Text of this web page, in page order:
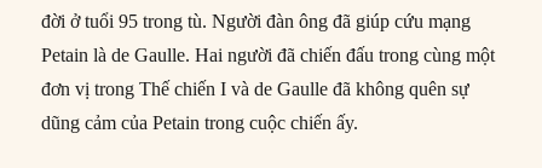
đời ở tuổi 95 trong tù. Người đàn ông đã giúp cứu mạng
Petain là de Gaulle. Hai người đã chiến đấu trong cùng một
đơn vị trong Thế chiến I và de Gaulle đã không quên sự
dũng cảm của Petain trong cuộc chiến ấy.